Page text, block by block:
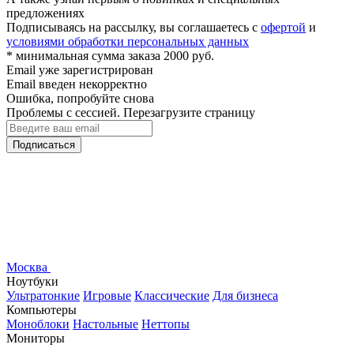
предложениях
Подписываясь на рассылку, вы соглашаетесь с офертой и
условиями обработки персональных данных
* минимальная сумма заказа 2000 руб.
Email уже зарегистрирован
Email введен некорректно
Ошибка, попробуйте снова
Проблемы с сессией. Перезагрузите страницу
Подписаться
Москва
Ноутбуки
Ультратонкие Игровые Классические Для бизнеса
Компьютеры
Моноблоки Настольные Неттопы
Мониторы